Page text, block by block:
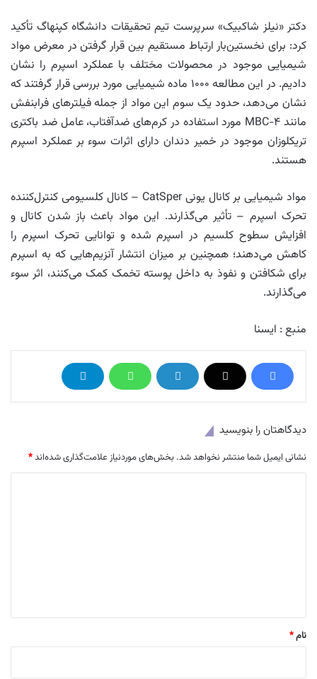
دکتر «نیلز شاکبیک» سرپرست تیم تحقیقات دانشگاه کپنهاگ تأکید
کرد: برای نخستین‌بار ارتباط مستقیم بین قرار گرفتن در معرض مواد
شیمیایی موجود در محصولات مختلف با عملکرد اسپرم را نشان
دادیم. در این مطالعه ۱۰۰۰ ماده شیمیایی مورد بررسی قرار گرفتند که
نشان می‌دهد، حدود یک سوم این مواد از جمله فیلترهای فرابنفش
مانند ۴-MBC مورد استفاده در کرم‌های ضد‌آفتاب، عامل ضد باکتری
تریکلوزان موجود در خمیر دندان دارای اثرات سوء بر عملکرد اسپرم
هستند.
مواد شیمیایی بر کانال یونی CatSper – کانال کلسیومی کنترل‌کننده
تحرک اسپرم – تأثیر می‌گذارند. این مواد باعث باز شدن کانال و
افزایش سطوح کلسیم در اسپرم شده و توانایی تحرک اسپرم را
کاهش می‌دهند؛ همچنین بر میزان انتشار آنزیم‌هایی که به اسپرم
برای شکافتن و نفوذ به داخل پوسته تخمک کمک می‌کنند، اثر سوء
می‌گذارند.
منبع : ایسنا
دیدگاهتان را بنویسید
نشانی ایمیل شما منتشر نخواهد شد. بخش‌های موردنیاز علامت‌گذاری شده‌اند*
نام*